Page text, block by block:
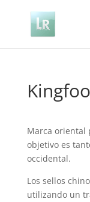
Kingfoo
Marca oriental
objetivo es
occidental.
Los sellos
utilizando un